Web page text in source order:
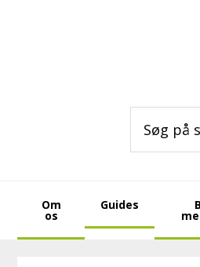
på
sitet
Om
os
Guides